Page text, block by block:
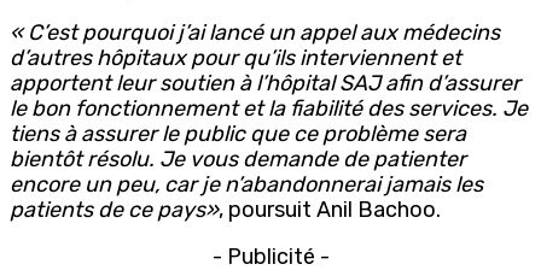
« C’est pourquoi j’ai lancé un appel aux médecins
d’autres hôpitaux pour qu’ils interviennent et
apportent leur soutien à l’hôpital SAJ afin d’assurer
le bon fonctionnement et la fiabilité des services. Je
tiens à assurer le public que ce problème sera
bientôt résolu. Je vous demande de patienter
encore un peu, car je n’abandonnerai jamais les
patients de ce pays», poursuit Anil Bachoo.
- Publicité -